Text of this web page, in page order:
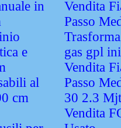
in
e
al
cm
Vendita
Passo
gas gpl
Vendita
Passo
30 2.3
Vendita